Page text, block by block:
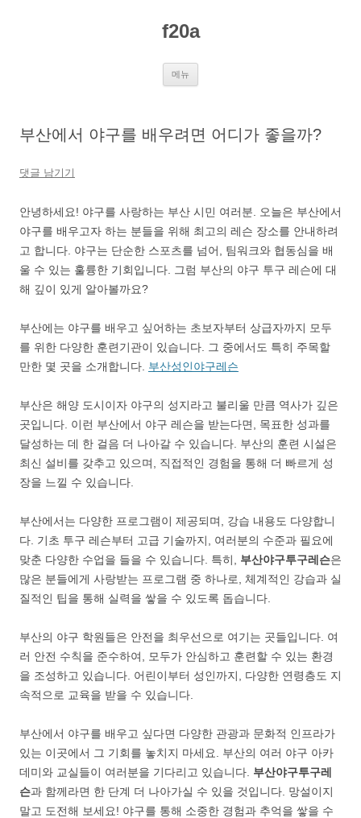
f20a
메뉴
부산에서 야구를 배우려면 어디가 좋을까?
댓글 남기기
안녕하세요! 야구를 사랑하는 부산 시민 여러분. 오늘은 부산에서
야구를 배우고자 하는 분들을 위해 최고의 레슨 장소를 안내하려
고 합니다. 야구는 단순한 스포츠를 넘어, 팀워크와 협동심을 배
울 수 있는 훌륭한 기회입니다. 그럼 부산의 야구 투구 레슨에 대
해 깊이 있게 알아볼까요?
부산에는 야구를 배우고 싶어하는 초보자부터 상급자까지 모두
를 위한 다양한 훈련기관이 있습니다. 그 중에서도 특히 주목할
만한 몇 곳을 소개합니다. 부산성인야구레슨
부산은 해양 도시이자 야구의 성지라고 불리울 만큼 역사가 깊은
곳입니다. 이런 부산에서 야구 레슨을 받는다면, 목표한 성과를
달성하는 데 한 걸음 더 나아갈 수 있습니다. 부산의 훈련 시설은
최신 설비를 갖추고 있으며, 직접적인 경험을 통해 더 빠르게 성
장을 느낄 수 있습니다.
부산에서는 다양한 프로그램이 제공되며, 강습 내용도 다양합니
다. 기초 투구 레슨부터 고급 기술까지, 여러분의 수준과 필요에
맞춘 다양한 수업을 들을 수 있습니다. 특히, 부산야구투구레슨은
많은 분들에게 사랑받는 프로그램 중 하나로, 체계적인 강습과 실
질적인 팁을 통해 실력을 쌓을 수 있도록 돕습니다.
부산의 야구 학원들은 안전을 최우선으로 여기는 곳들입니다. 여
러 안전 수칙을 준수하여, 모두가 안심하고 훈련할 수 있는 환경
을 조성하고 있습니다. 어린이부터 성인까지, 다양한 연령층도 지
속적으로 교육을 받을 수 있습니다.
부산에서 야구를 배우고 싶다면 다양한 관광과 문화적 인프라가
있는 이곳에서 그 기회를 놓치지 마세요. 부산의 여러 야구 아카
데미와 교실들이 여러분을 기다리고 있습니다. 부산야구투구레
슨과 함께라면 한 단계 더 나아가실 수 있을 것입니다. 망설이지
말고 도전해 보세요! 야구를 통해 소중한 경험과 추억을 쌓을 수